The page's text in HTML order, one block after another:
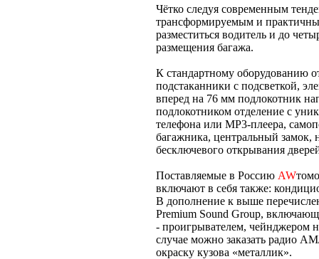
Чётко следуя современным
трансформируемым и
разместиться водитель и до
размещения багажа.
К стандартному оборудованию
подстаканники с подсветкой,
вперед на 76 мм подлокотник
подлокотником отделение с
телефона или MP3-плеера,
багажника, центральный замок,
бесключевого открывания
Поставляемые в Россию AW
включают в себя также:
В дополнение к выше
Premium Sound Group,
- проигрывателем, чейнджером
случае можно заказать радио
окраску кузова «металлик».